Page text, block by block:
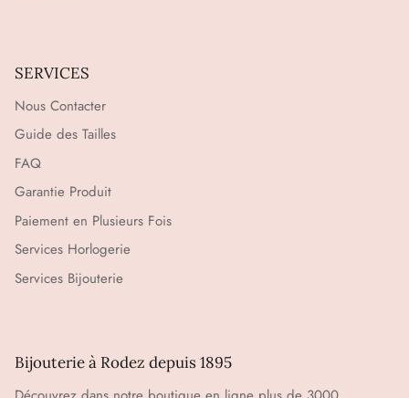
SERVICES
Nous Contacter
Guide des Tailles
FAQ
Garantie Produit
Paiement en Plusieurs Fois
Services Horlogerie
Services Bijouterie
Bijouterie à Rodez depuis 1895